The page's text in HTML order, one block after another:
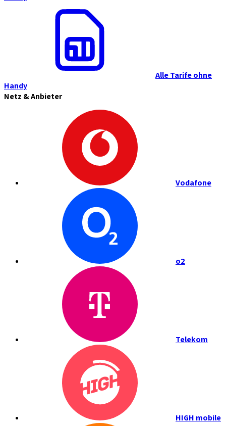
Alle Tarife ohne
Handy
Netz & Anbieter
Vodafone
o2
Telekom
HIGH mobile